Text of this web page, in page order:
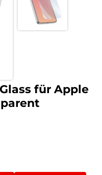
für Apple